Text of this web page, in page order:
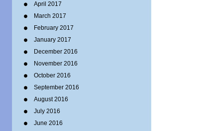
April 2017
March 2017
February 2017
January 2017
December 2016
November 2016
October 2016
September 2016
August 2016
July 2016
June 2016